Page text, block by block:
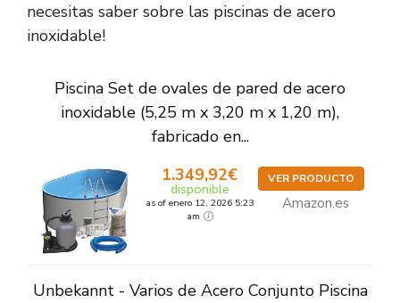
necesitas saber sobre las piscinas de acero
inoxidable!
Piscina Set de ovales de pared de acero
inoxidable (5,25 m x 3,20 m x 1,20 m),
fabricado en...
1.349,92€
disponible
as of enero 12, 2026 5:23
am
VER PRODUCTO
Amazon.es
Unbekannt - Varios de Acero Conjunto Piscina